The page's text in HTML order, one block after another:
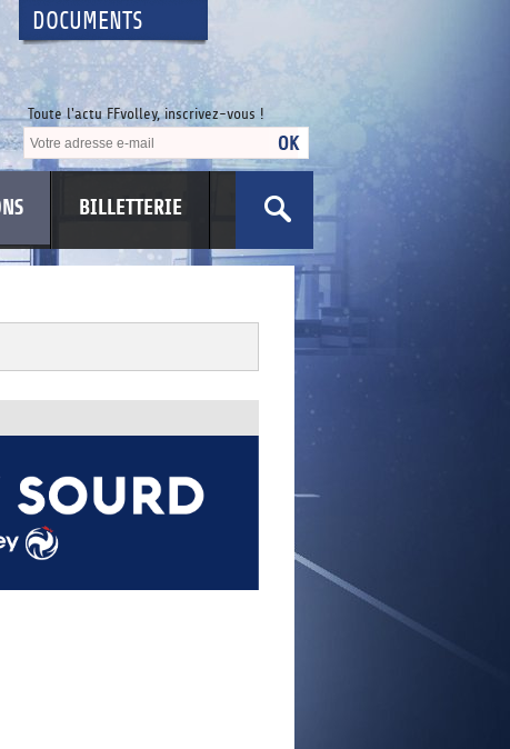
DOCUMENTS
Toute l'actu FFvolley, inscrivez-vous !
BILLETTERIE